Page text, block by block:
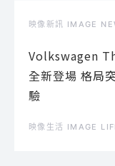
映像新訊 IMAGE
Volkswagen
全新登場 格局
驗
映像生活 IMAGE